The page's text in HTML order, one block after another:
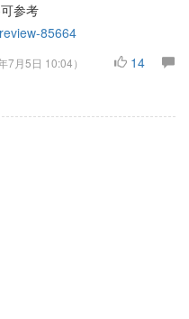
参考
85664
7月5日 10:04）
14